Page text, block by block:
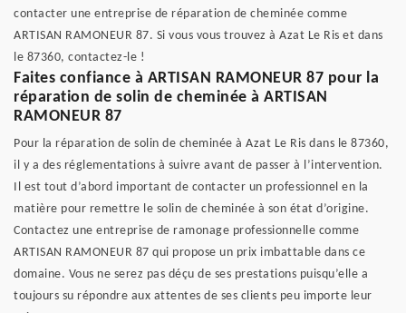
contacter une entreprise de réparation de cheminée comme
ARTISAN RAMONEUR 87. Si vous vous trouvez à Azat Le Ris et dans
le 87360, contactez-le !
Faites confiance à ARTISAN RAMONEUR 87 pour la
réparation de solin de cheminée à ARTISAN
RAMONEUR 87
Pour la réparation de solin de cheminée à Azat Le Ris dans le 87360,
il y a des réglementations à suivre avant de passer à l’intervention.
Il est tout d’abord important de contacter un professionnel en la
matière pour remettre le solin de cheminée à son état d’origine.
Contactez une entreprise de ramonage professionnelle comme
ARTISAN RAMONEUR 87 qui propose un prix imbattable dans ce
domaine. Vous ne serez pas déçu de ses prestations puisqu’elle a
toujours su répondre aux attentes de ses clients peu importe leur